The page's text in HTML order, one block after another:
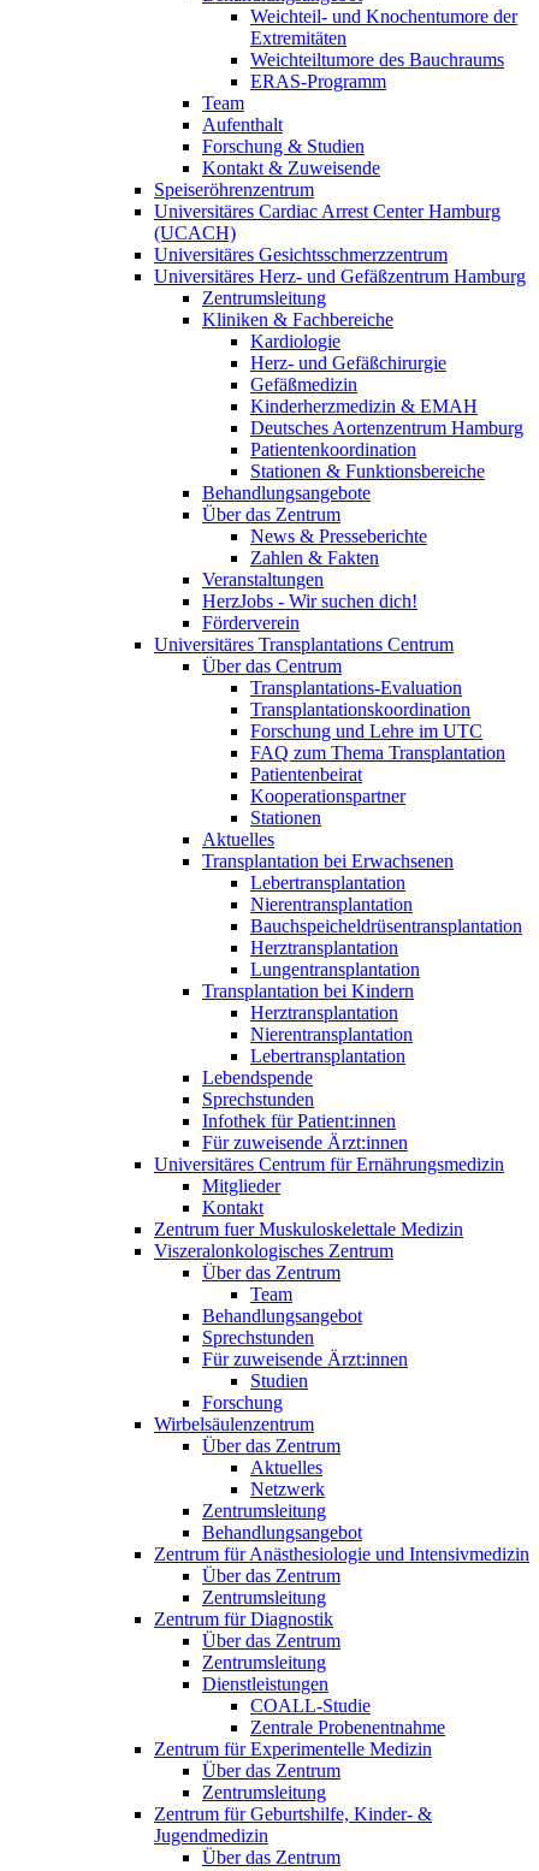
Weichteil- und Knochentumore der
Extremitäten
Weichteiltumore des Bauchraums
ERAS-Programm
Team
Aufenthalt
Forschung & Studien
Kontakt & Zuweisende
Speiseröhrenzentrum
Universitäres Cardiac Arrest Center Hamburg
(UCACH)
Universitäres Gesichtsschmerzzentrum
Universitäres Herz- und Gefäßzentrum Hamburg
Zentrumsleitung
Kliniken & Fachbereiche
Kardiologie
Herz- und Gefäßchirurgie
Gefäßmedizin
Kinderherzmedizin & EMAH
Deutsches Aortenzentrum Hamburg
Patientenkoordination
Stationen & Funktionsbereiche
Behandlungsangebote
Über das Zentrum
News & Presseberichte
Zahlen & Fakten
Veranstaltungen
HerzJobs - Wir suchen dich!
Förderverein
Universitäres Transplantations Centrum
Über das Centrum
Transplantations-Evaluation
Transplantationskoordination
Forschung und Lehre im UTC
FAQ zum Thema Transplantation
Patientenbeirat
Kooperationspartner
Stationen
Aktuelles
Transplantation bei Erwachsenen
Lebertransplantation
Nierentransplantation
Bauchspeicheldrüsentransplantation
Herztransplantation
Lungentransplantation
Transplantation bei Kindern
Herztransplantation
Nierentransplantation
Lebertransplantation
Lebendspende
Sprechstunden
Infothek für Patient:innen
Für zuweisende Ärzt:innen
Universitäres Centrum für Ernährungsmedizin
Mitglieder
Kontakt
Zentrum fuer Muskuloskelettale Medizin
Viszeral­onkologisches Zentrum
Über das Zentrum
Team
Behandlungsangebot
Sprechstunden
Für zuweisende Ärzt:innen
Studien
Forschung
Wirbelsäulenzentrum
Über das Zentrum
Aktuelles
Netzwerk
Zentrumsleitung
Behandlungsangebot
Zentrum für Anästhesiologie und Intensivmedizin
Über das Zentrum
Zentrumsleitung
Zentrum für Diagnostik
Über das Zentrum
Zentrumsleitung
Dienstleistungen
COALL-Studie
Zentrale Probenentnahme
Zentrum für Experimentelle Medizin
Über das Zentrum
Zentrumsleitung
Zentrum für Geburtshilfe, Kinder- &
Jugendmedizin
Über das Zentrum